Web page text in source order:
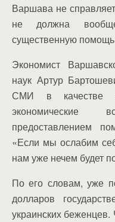
Варшава не
не должна
существенную
Экономист
наук Артур
СМИ в качестве
предоставлением
«Если мы ослабим
нам уже нечем будет
По его словам, уже
долларов
украинских